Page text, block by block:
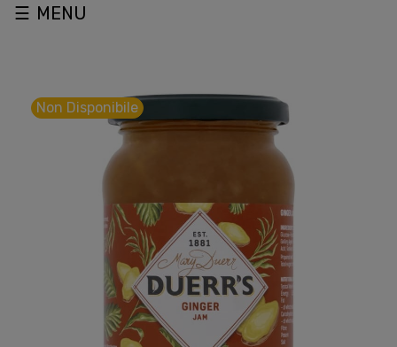
navigazione
☰
Non Disponibile